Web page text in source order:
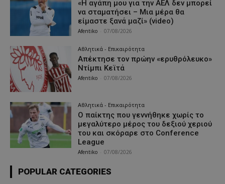
«Η αγάπη μου για την ΑΕΛ δεν μπορεί
να σταματήσει – Μια μέρα θα
είμαστε ξανά μαζί» (video)
Afentiko 07/08/2026
Αθλητικά - Επικαιρότητα
Απέκτησε τον πρώην «ερυθρόλευκο»
Ντίμπι Κεϊτά
Afentiko 07/08/2026
Αθλητικά - Επικαιρότητα
Ο παίκτης που γεννήθηκε χωρίς το
μεγαλύτερο μέρος του δεξιού χεριού
του και σκόραρε στο Conference
League
Afentiko 07/08/2026
POPULAR CATEGORIES